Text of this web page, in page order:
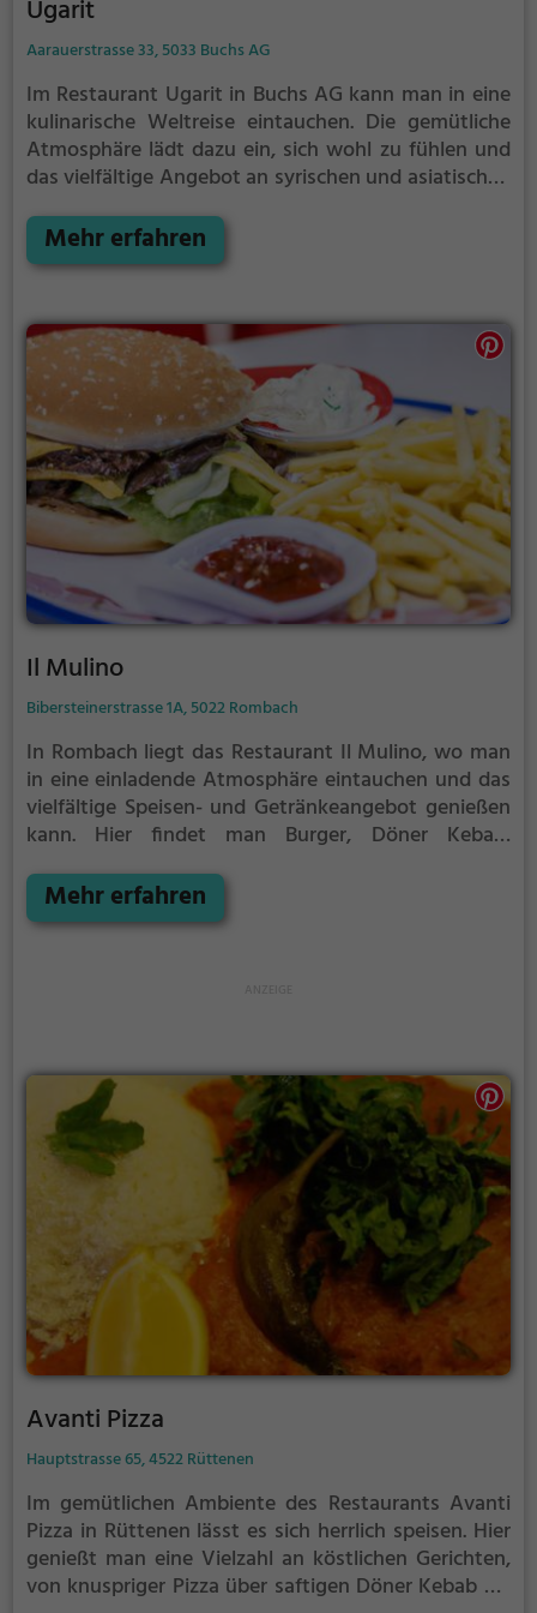
Ugarit
Aarauerstrasse 33, 5033 Buchs AG
Im Restaurant Ugarit in Buchs AG kann man in eine
kulinarische Weltreise eintauchen. Die gemütliche
Atmosphäre lädt dazu ein, sich wohl zu fühlen und
das vielfältige Angebot an syrischen und asiatischen
nach traditionellen Mezze-Tellern oder exotischen
asiatischen Köstlichkeiten ist, hier wird man fündig.
Getränken und exotischen Cocktails, die das
Genusserlebnis abrunden. Das Ugarit überzeugt
nicht nur mit seiner exotischen Küche, sondern auch
mit seinem freundlichen Service und der einladenden
Atmosphäre. Wer Lust auf eine geschmackliche
Entdeckungsreise hat, ist hier genau richtig.
Mehr erfahren
Il Mulino
Bibersteinerstrasse 1A, 5022 Rombach
In Rombach liegt das Restaurant Il Mulino, wo man
in eine einladende Atmosphäre eintauchen und das
vielfältige Speisen- und Getränkeangebot genießen
kann. Hier findet man Burger, Döner Kebab,
Auswahl an europäischen, Tex-Mex, mexikanischen,
lateinamerikanischen und amerikanischen Speisen.
Mehr erfahren
Avanti Pizza
Hauptstrasse 65, 4522 Rüttenen
Im gemütlichen Ambiente des Restaurants Avanti
Pizza in Rüttenen lässt es sich herrlich speisen. Hier
genießt man eine Vielzahl an köstlichen Gerichten,
von knuspriger Pizza über saftigen Döner Kebab bis